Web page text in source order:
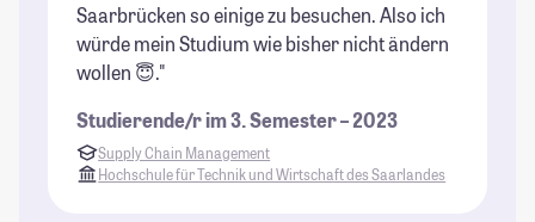
Saarbrücken so einige zu besuchen. Also ich
würde mein Studium wie bisher nicht ändern
wollen 😇."
Studierende/r im 3. Semester – 2023
Supply Chain Management
Hochschule für Technik und Wirtschaft des Saarlandes